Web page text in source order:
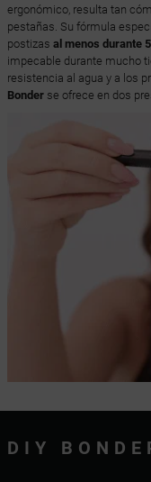
ergonómico, resulta tan
pestañas. Su fórmula
postizas al menos durante
impecable durante mucho
resistencia al agua y a los
Bonderse ofrece en dos
DIY